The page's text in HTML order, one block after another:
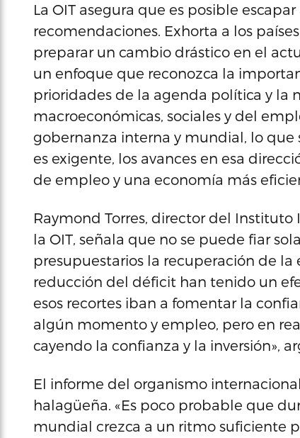
La OIT asegura que es posible
recomendaciones. Exhorta a los
preparar un cambio drástico en el
un enfoque que reconozca la
prioridades de la agenda política y la
macroeconómicas, sociales y del
gobernanza interna y mundial, lo
es exigente, los avances en esa
de empleo y una economía más
Raymond Torres, director del Instituto
la OIT, señala que no se puede fiar
presupuestarios la recuperación de
reducción del déficit han tenido un
esos recortes iban a fomentar la
algún momento y empleo, pero en
cayendo la confianza y la inversión»,
El informe del organismo
halagüeña. «Es poco probable que
mundial crezca a un ritmo suficiente